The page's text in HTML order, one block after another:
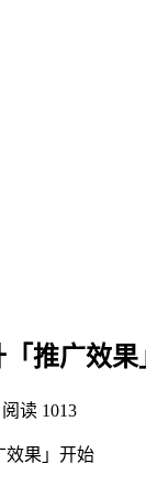
推广效果
阅读 1013